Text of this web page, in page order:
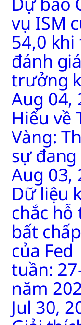
vụ ISM
54,0
đánh
trưởng
Aug 04,
Hiểu về
Vàng:
sự
Aug 03,
Dữ liệu
chắc
bất
của
tuần:
năm
Jul 30,